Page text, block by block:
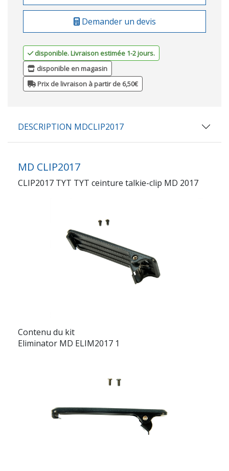
Demander un devis
disponible. Livraison estimée 1-2 jours.
disponible en magasin
Prix de livraison à partir de 6,50€
DESCRIPTION MDCLIP2017
MD CLIP2017
CLIP2017 TYT TYT ceinture talkie-clip MD 2017
Contenu du kit
Eliminator MD ELIM2017 1